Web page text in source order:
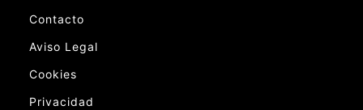
Contacto
Aviso Legal
Cookies
Privacidad